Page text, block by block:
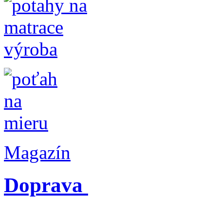
Magazín
Doprava